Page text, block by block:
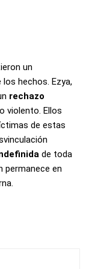
un
hechos. Ezya,
rechazo
violento. Ellos
de estas
de toda
permanece en